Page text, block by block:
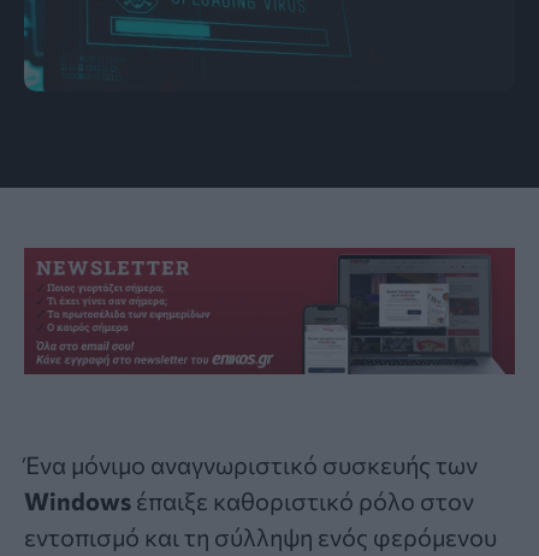
Ένα μόνιμο αναγνωριστικό συσκευής των
Windows έπαιξε καθοριστικό ρόλο στον
εντοπισμό και τη σύλληψη ενός φερόμενου